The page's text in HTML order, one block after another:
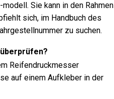
Sie kann in den Rahmen
sich, im Handbuch des
zu suchen.
Reifendruckmesser
auf einem Aufkleber in der